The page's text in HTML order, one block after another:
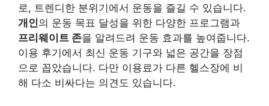
로, 트렌디한 분위기에서 운동을 즐길 수 있습니다.
개인의 운동 목표 달성을 위한 다양한 프로그램과
프리웨이트 존을 알려드려 운동 효과를 높여줍니다.
이용 후기에서 최신 운동 기구와 넓은 공간을 장점
으로 꼽았습니다. 다만 이용료가 다른 헬스장에 비
해 다소 비싸다는 의견도 있습니다.